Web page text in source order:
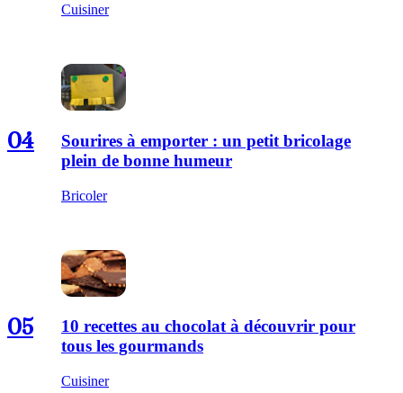
Cuisiner
04
Sourires à emporter : un petit bricolage
plein de bonne humeur
Bricoler
05
10 recettes au chocolat à découvrir pour
tous les gourmands
Cuisiner